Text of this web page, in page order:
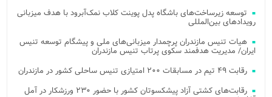
توسعه زیرساخت‌های باشگاه پدل پوینت کلاب نمک‌آبرود با هدف میزبانی
رویدادهای بین‌المللی
هیات تنیس مازندران پرچمدار میزبانی‌های ملی و پیشگام توسعه تنیس
ایران/ مدیریت هدفمند سکوی پرتاب تنیس مازندران
رقابت ۴۹ تیم در مسابقات ۲۰۰ امتیازی تنیس ساحلی کشور در مازندران
رقابت‌های کشتی آزاد پیشکسوتان کشور با حضور ۲۳۰ ورزشکار در آمل